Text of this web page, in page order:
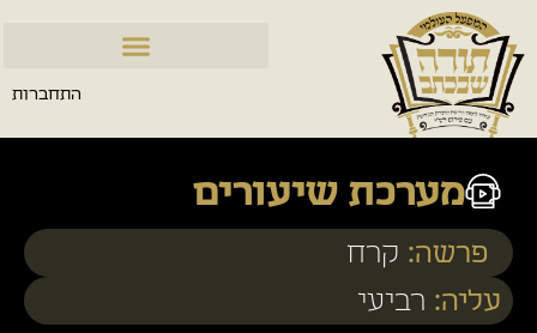
התחברות
מערכת שיעורים
פרשה: קרח
עליה: רביעי